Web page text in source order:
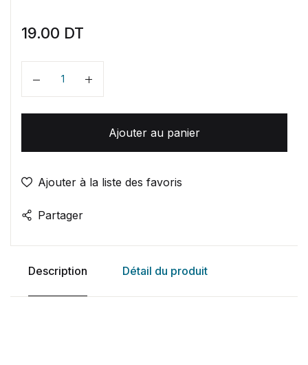
19.00 DT
Quantité
Ajouter au panier
Ajouter à la liste des favoris
Partager
Description Détail du produit